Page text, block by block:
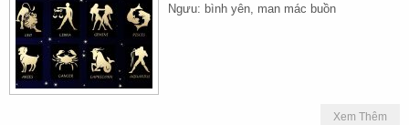
Ngưu: bình yên, man mác buồn
Xem Thêm